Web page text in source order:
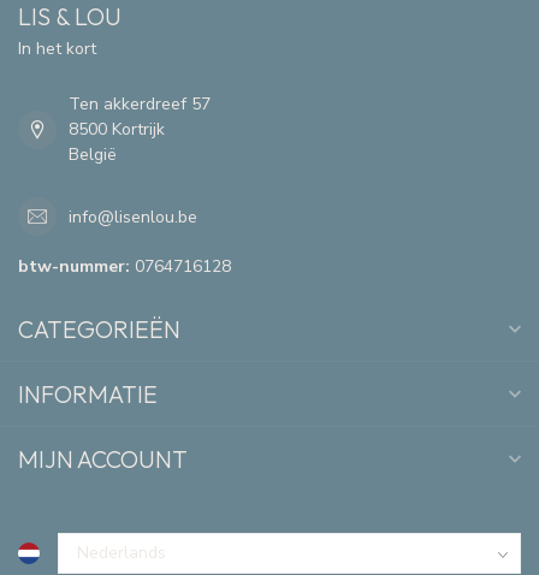
LIS & LOU
In het kort
Ten akkerdreef 57
8500 Kortrijk
België
info@lisenlou.be
btw-nummer: 0764716128
CATEGORIEËN
INFORMATIE
MIJN ACCOUNT